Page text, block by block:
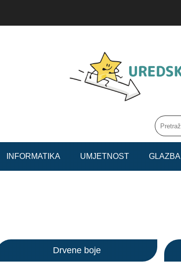
INFORMATIKA UMJETNOST GLAZBA
Drvene boje